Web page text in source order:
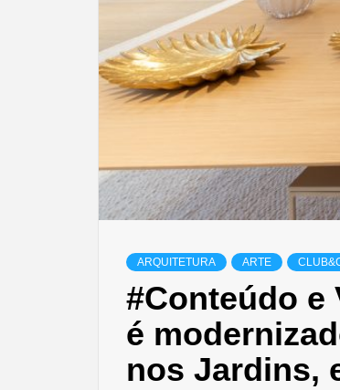
ARQUITETURA ARTE
#Conteúdo
é
nos Jardins,